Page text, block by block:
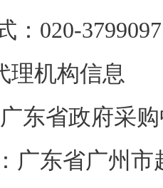
式：
理机构信息
：广
东省广州市